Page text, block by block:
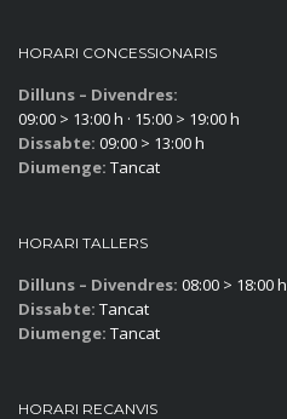
HORARI CONCESSIONARIS
Dilluns – Divendres:
09:00 > 13:00 h · 15:00 > 19:00 h
Dissabte: 09:00 > 13:00 h
Diumenge: Tancat
HORARI TALLERS
Dilluns – Divendres: 08:00 > 18:00 h
Dissabte: Tancat
Diumenge: Tancat
HORARI RECANVIS